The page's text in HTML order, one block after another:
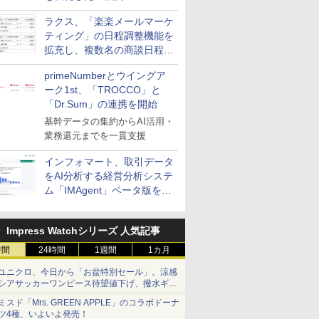
送信防止アドインサービス」
を提供
ラクス、「楽楽メールマーケ
ティング」の日程調整機能を
拡充し、複数名の商談日程調
整を効率化
primeNumberとウイングア
ーク1st、「TROCCO」と
「Dr.Sum」の連携を開始
基幹データの集約からAI活用・
業務還元までを一貫支援
インフォマート、取引データ
をAI分析する経営分析システ
ム「IMAgent」ベータ版を提
Impress Watchシリーズ 人気記事
24時間 1週間 1カ月
ニクロ、今日から「お盆特別セール」。涼感
アサッカーワンピース待望値下げ、撥水ギア
ョーツは1990円に
スド「Mrs. GREEN APPLE」のコラボドーナ
4種、いよいよ発売！